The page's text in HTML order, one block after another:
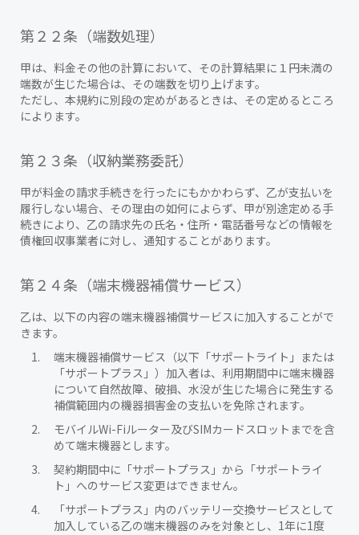
第２２条（端数処理）
甲は、料金その他の計算において、その計算結果に１円未満の
端数が生じた場合は、その端数を切り上げます。
ただし、本規約に別段の定めがあるときは、その定めるところ
によります。
第２３条（収納業務委託）
甲が料金の請求手続きを行ったにもかかわらず、乙が支払いを
履行しない場合、その理由の如何によらず、甲が別途定める手
続きにより、乙の請求先の氏名・住所・電話番号などの情報を
債権回収事業者に対し、通知することがあります。
第２４条（端末機器補償サービス）
乙は、以下の内容の端末機器補償サービスに加入することがで
きます。
端末機器補償サービス（以下「サポートライト」または
「サポートプラス」）加入者は、利用期間中に端末機器
について自然故障、破損、水没が生じた場合に発生する
補償範囲内の機器損害金の支払いを免除されます。
モバイルWi-Fiルーター及びSIMカードスロットまでを含
めて端末機器とします。
契約期間中に「サポートプラス」から「サポートライ
ト」へのサービス変更はできません。
「サポートプラス」内のバッテリー交換サービスとして
加入している乙の端末機器のみを対象とし、1年に1度